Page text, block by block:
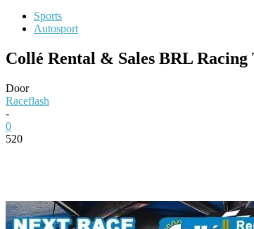
Sports
Autosport
Collé Rental & Sales BRL Racing
Door
Raceflash
-
0
520